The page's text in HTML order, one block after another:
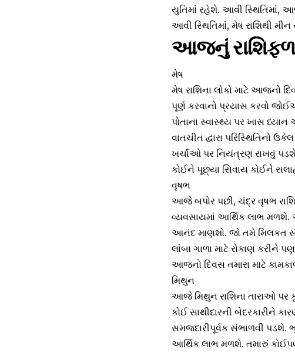
યુતિમાં રહેશે. આવી સ્થિતિમાં,
આવી સ્થિતિમાં, મેષ રાશિથી
આજનું રાશિફળ
મેષ
મેષ રાશિના લોકો માટે આજનો
પૂર્ણ કરવાનો પ્રયાસ કરવો
પોતાના સ્વાસ્થ્ય પર ખાસ
વાતચીત દ્વારા
ખર્ચાઓ પર નિયંત્રણ રાખવું
કોઈને પૂછ્યા સિવાય કોઈને
વૃષભ
આજે બપોર પછી, ચંદ્ર વૃષભ
વ્યવસાયમાં આર્થિક લાભ મળશે.
આનંદ માણશો. જો તમે મિલકત
લાંબા ગાળા માટે રોકાણ કરીને
આજનો દિવસ તમારા માટે
મિથુન
આજે મિથુન રાશિના તારાઓ પર
કોઈ સાથીદારની બેદરકારીને
સમજદારીપૂર્વક સંભાળવી
આર્થિક લાભ મળશે. તમારું